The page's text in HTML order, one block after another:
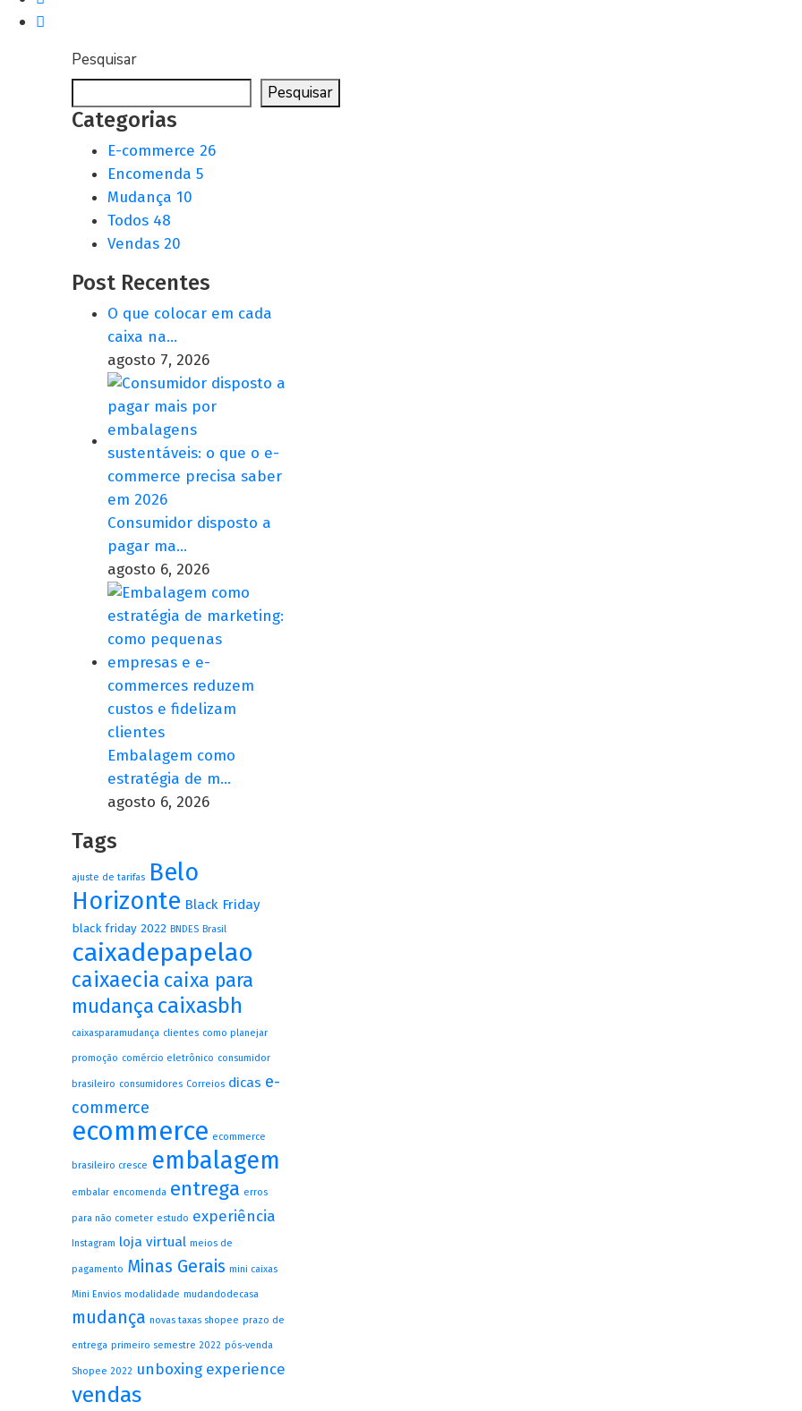
Pesquisar
Pesquisar
Categorias
E-commerce 26
Encomenda 5
Mudança 10
Todos 48
Vendas 20
Post Recentes
O que colocar em cada
caixa na…
agosto 7, 2026
Consumidor disposto a
pagar ma…
agosto 6, 2026
Embalagem como
estratégia de m…
agosto 6, 2026
Tags
ajuste de tarifas Belo
Horizonte Black Friday
black friday 2022 BNDES Brasil
caixadepapelao
caixaecia caixa para
mudança caixasbh
caixasparamudança clientes como planejar
promoção comércio eletrônico consumidor
brasileiro consumidores Correios dicas e-
commerce
ecommerce ecommerce
brasileiro cresce embalagem
embalar encomenda entrega erros
para não cometer estudo experiência
Instagram loja virtual meios de
pagamento Minas Gerais mini caixas
Mini Envios modalidade mudandodecasa
mudança novas taxas shopee prazo de
entrega primeiro semestre 2022 pós-venda
Shopee 2022 unboxing experience
vendas